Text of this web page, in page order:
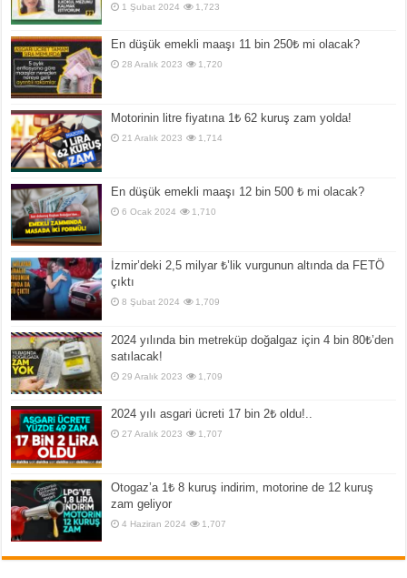
1 Şubat 2024 1,723
En düşük emekli maaşı 11 bin 250₺ mi olacak?
28 Aralık 2023 1,720
Motorinin litre fiyatına 1₺ 62 kuruş zam yolda!
21 Aralık 2023 1,714
En düşük emekli maaşı 12 bin 500 ₺ mi olacak?
6 Ocak 2024 1,710
İzmir’deki 2,5 milyar ₺’lik vurgunun altında da FETÖ
çıktı
8 Şubat 2024 1,709
2024 yılında bin metreküp doğalgaz için 4 bin 80₺’den
satılacak!
29 Aralık 2023 1,709
2024 yılı asgari ücreti 17 bin 2₺ oldu!..
27 Aralık 2023 1,707
Otogaz’a 1₺ 8 kuruş indirim, motorine de 12 kuruş
zam geliyor
4 Haziran 2024 1,707